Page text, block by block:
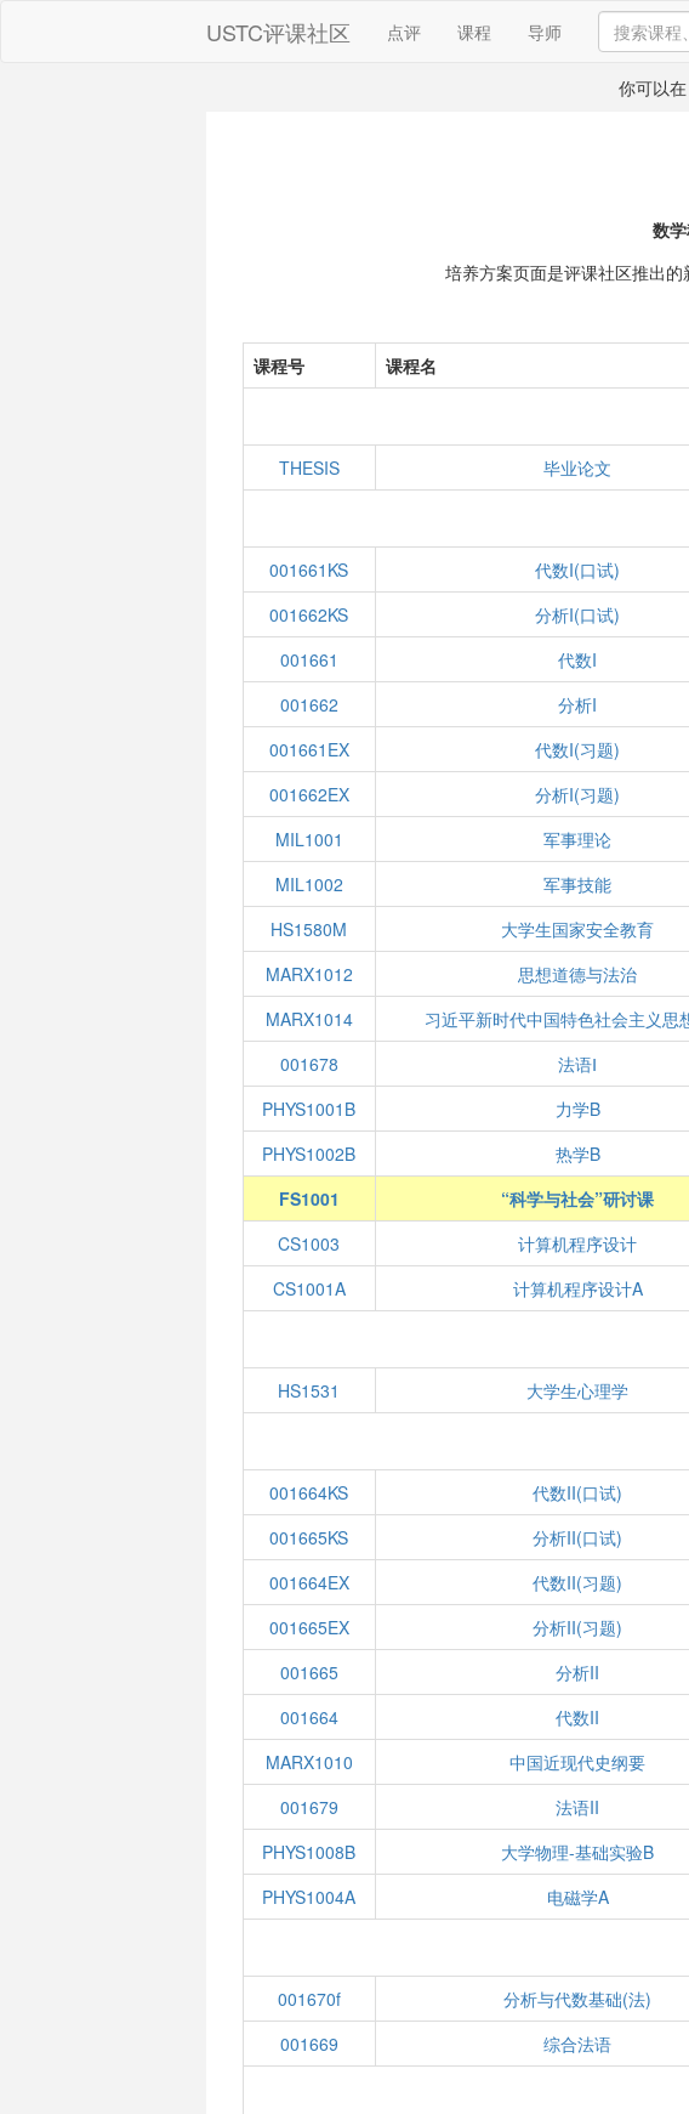
USTC评课社区 点评 课程 导师
你可以在
数
培养方案页面是评课社区推出
课程号 课程名
THESIS 毕业论文
001661KS 代数I(口试)
001662KS
分析I(口试)
001661
代数I
001662
分析I
001661EX
代数I(习题)
001662EX
分析I(习题)
MIL1001
军事理论
MIL1002
军事技能
HS1580M
大学生国家安全教育
MARX1012
思想道德与法治
MARX1014
习近平新时代中国特色社会主义思
001678
法语Ⅰ
PHYS1001B
力学B
PHYS1002B
热学B
FS1001
“科学与社会”研讨课
CS1003
计算机程序设计
CS1001A
计算机程序设计A
HS1531 大学生心理学
001664KS 代数II(口试)
001665KS
分析II(口试)
001664EX
代数II(习题)
001665EX
分析II(习题)
001665
分析II
001664
代数II
MARX1010
中国近现代史纲要
001679
法语II
PHYS1008B
大学物理-基础实验B
PHYS1004A
电磁学A
001670f 分析与代数基础(法)
001669
综合法语